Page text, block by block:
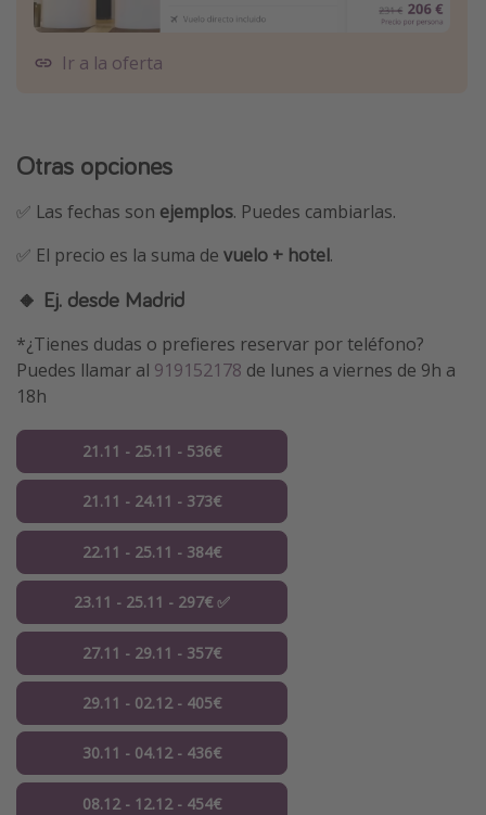
Ir a la oferta
Otras opciones
✅ Las fechas son ejemplos. Puedes cambiarlas.
✅ El precio es la suma de vuelo + hotel.
🔸 Ej. desde Madrid
*¿Tienes dudas o prefieres reservar por teléfono?
Puedes llamar al 919152178 de lunes a viernes de 9h a
18h
21.11 - 25.11 - 536€
21.11 - 24.11 - 373€
22.11 - 25.11 - 384€
23.11 - 25.11 - 297€ ✅
27.11 - 29.11 - 357€
29.11 - 02.12 - 405€
30.11 - 04.12 - 436€
08.12 - 12.12 - 454€